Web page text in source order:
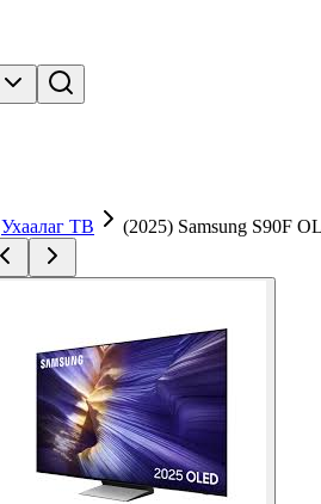
Ухаалаг ТВ (2025) Samsung S90F